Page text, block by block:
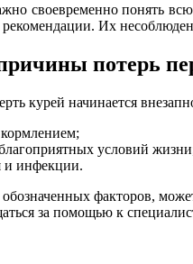
своевременно понять
Их
потерь
курей начинается
условий
и инфекции.
факторов,
за помощью к